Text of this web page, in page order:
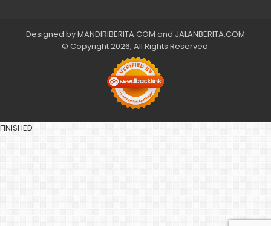
Designed byMANDIRIBERITA.COM and JALANBERITA.COM
© Copyright 2026, All Rights Reserved.
FINISHED